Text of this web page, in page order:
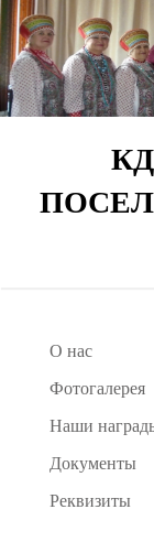
Перейти
к
содержимому
О нас
Фотогалерея
Наши
Документы
Реквизиты